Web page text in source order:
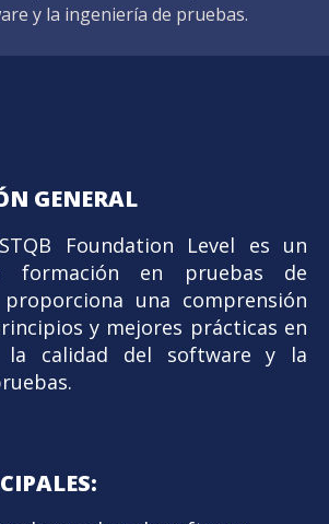
y la ingeniería de pruebas.
GENERAL
Foundation Level es un
formación en pruebas de
una comprensión
y mejores prácticas en
la calidad del software y la